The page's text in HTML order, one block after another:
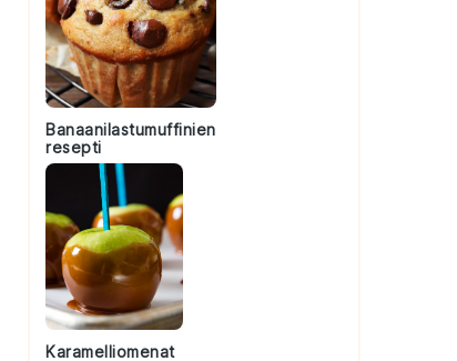
Banaanilastumuffinien
resepti
Karamelliomenat